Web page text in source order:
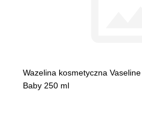
Wazelina kosmetyczna
Baby 250 ml